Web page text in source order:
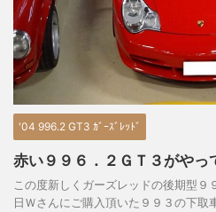
'04 996.2 GT3 ｶﾞｰｽﾞﾚｯﾄﾞ
赤い９９６．２ＧＴ３がやっ
この度新しくガーズレッドの後期型
日Ｗさんにご購入頂いた９９３の下取